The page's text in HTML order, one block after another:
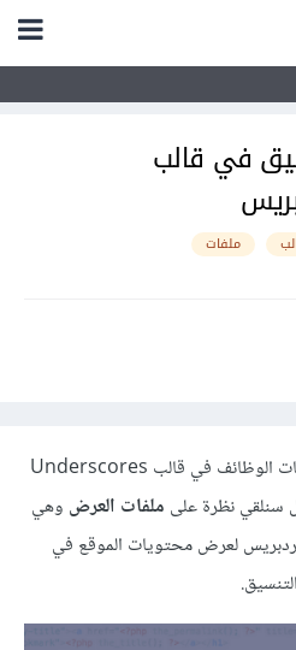
في قالب
ملفات
على ملفات الوظائف في قالب Underscores
سنلقي نظرة على ملفات العرض وهي
لعرض محتويات الموقع في